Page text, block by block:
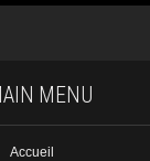
MENU
Accueil